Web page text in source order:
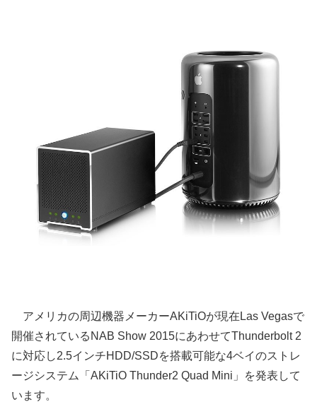
アメリカの周辺機器メーカーAKiTiOが現在Las Vegasで
開催されているNAB Show 2015にあわせてThunderbolt 2
に対応し2.5インチHDD/SSDを搭載可能な4ベイのストレ
ージシステム「AKiTiO Thunder2 Quad Mini」を発表して
います。